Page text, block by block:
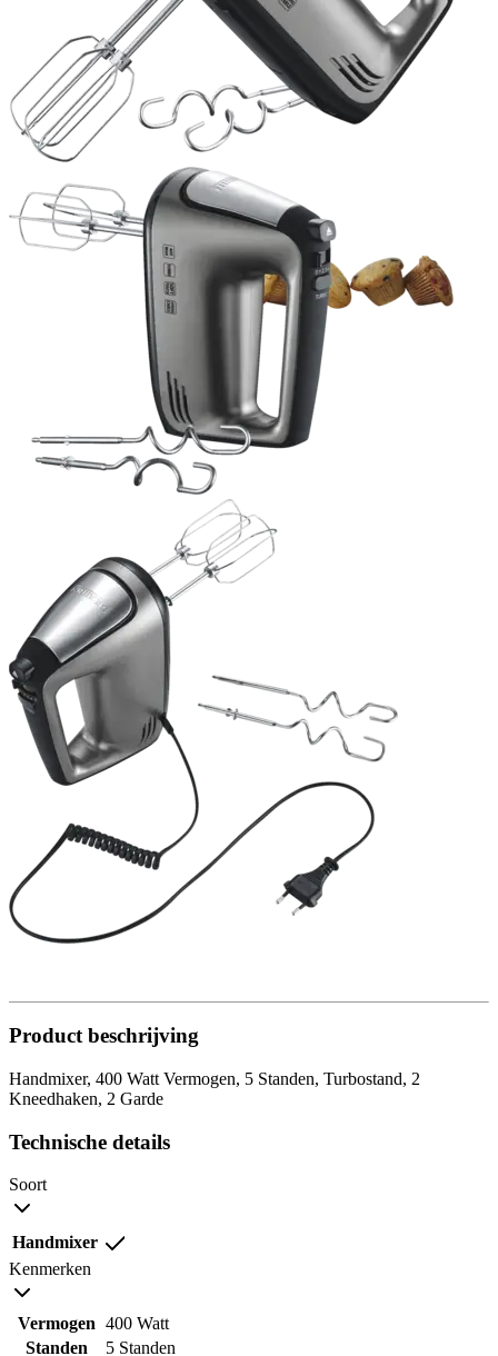
Product beschrijving
Handmixer, 400 Watt Vermogen, 5 Standen, Turbostand, 2
Kneedhaken, 2 Garde
Technische details
Soort
Handmixer
Kenmerken
Vermogen 400 Watt
Standen
5 Standen